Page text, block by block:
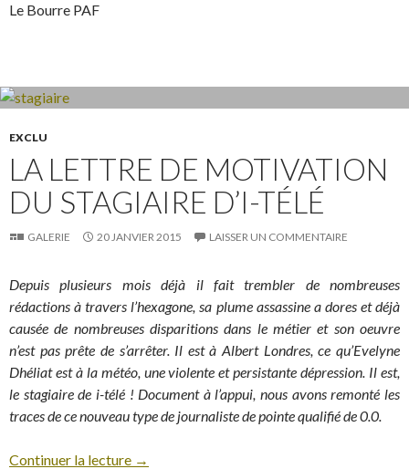
Le Bourre PAF
EXCLU
LA LETTRE DE MOTIVATION
DU STAGIAIRE D’I-TÉLÉ
GALERIE 20 JANVIER 2015 LAISSER UN COMMENTAIRE
Depuis plusieurs mois déjà il fait trembler de nombreuses
rédactions à travers l’hexagone, sa plume assassine a dores et déjà
causée de nombreuses disparitions dans le métier et son oeuvre
n’est pas prête de s’arrêter. Il est à Albert Londres, ce qu’Evelyne
Dhéliat est à la météo, une violente et persistante dépression. Il est,
le stagiaire de i-télé ! Document à l’appui, nous avons remonté les
traces de ce nouveau type de journaliste de pointe qualifié de 0.0.
Continuer la lecture →